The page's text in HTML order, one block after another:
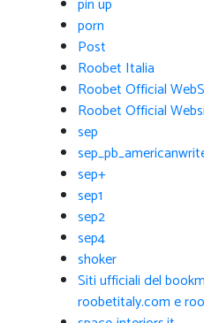
pin up
porn
Post
Roobet Italia
Roobet Official
Roobet Official
sep
sep+
sep1
sep2
sep4
shoker
Siti ufficiali del
roobetitaly.com e